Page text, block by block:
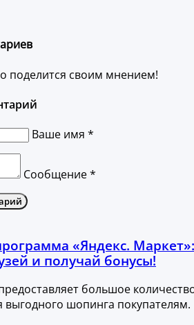
поделится своим мнением!
Ваше имя *
Сообщение *
«Яндекс. Маркет»:
и получай бонусы!
большое
выгодного шопинга покупателям.